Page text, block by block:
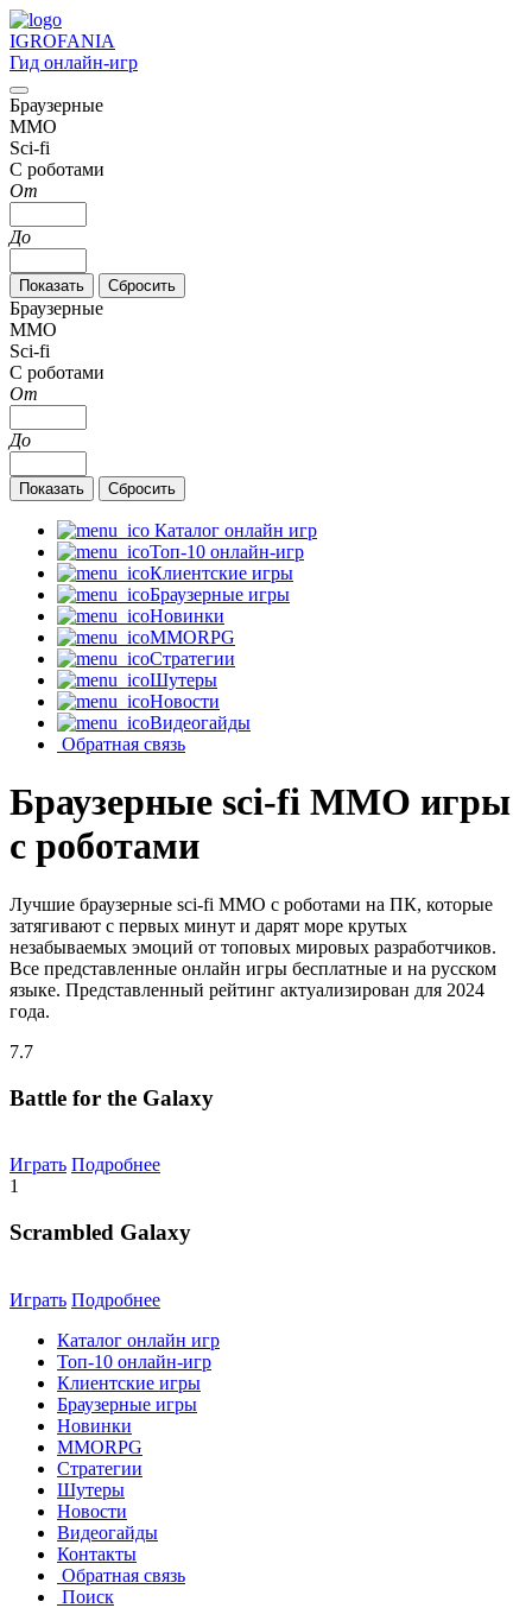
IGROFANIA
Гид онлайн-игр
Браузерные
MMO
Sci-fi
С роботами
От
До
Браузерные
MMO
Sci-fi
С роботами
От
До
Каталог онлайн игр
Топ-10 онлайн-игр
Клиентские игры
Браузерные игры
Новинки
MMORPG
Стратегии
Шутеры
Новости
Видеогайды
Обратная связь
Браузерные sci-fi MMO игры
с роботами
Лучшие браузерные sci-fi MMO с роботами на ПК, которые
затягивают с первых минут и дарят море крутых
незабываемых эмоций от топовых мировых разработчиков.
Все представленные онлайн игры бесплатные и на русском
языке. Представленный рейтинг актуализирован для 2024
года.
7.7
Battle for the Galaxy
Играть Подробнее
1
Scrambled Galaxy
Играть Подробнее
Каталог онлайн игр
Топ-10 онлайн-игр
Клиентские игры
Браузерные игры
Новинки
MMORPG
Стратегии
Шутеры
Новости
Видеогайды
Контакты
Обратная связь
Поиск